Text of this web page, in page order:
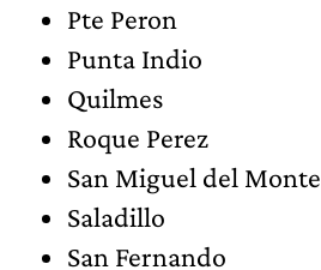
Pte Peron
Punta Indio
Quilmes
Roque Perez
San Miguel del Monte
Saladillo
San Fernando